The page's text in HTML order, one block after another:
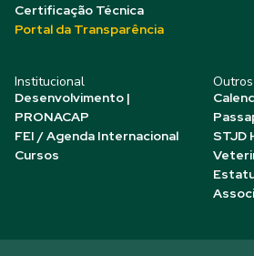
Certificação Técnica
Portal da Transparência
Institucional
Desenvolvimento |
PRONACAP
FEI / Agenda Internacional
Cursos
STJD